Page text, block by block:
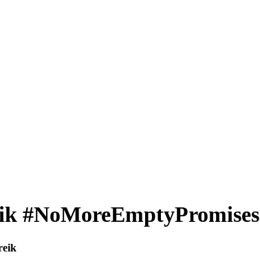
#NoMoreEmptyPromises